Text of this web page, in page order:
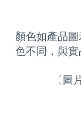
顏色如產品
色不同，與
〔圖